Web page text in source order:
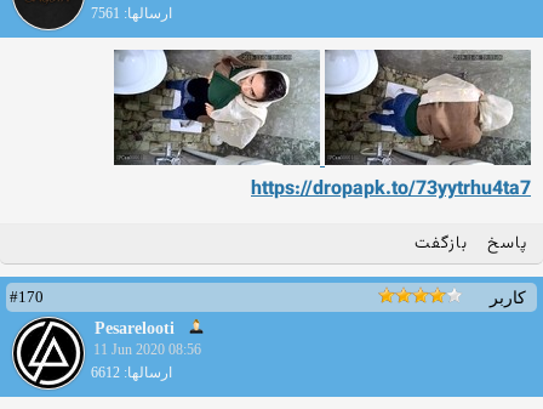
ارسالها: 7561
https://dropapk.to/73yytrhu4ta7
پاسخ بازگفت
کاربر
#170
Pesarelooti
11 Jun 2020 08:56
ارسالها: 6612